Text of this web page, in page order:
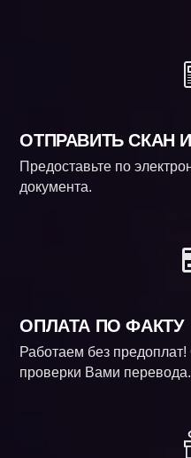
ОТПРАВИТЬ СКАН
Предоставьте по
документа.
ОПЛАТА ПО ФАКТУ
Работаем без
проверки Вами перевода.